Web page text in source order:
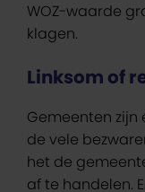
WOZ-waarde
klagen.
Linksom of
Gemeenten
de vele
het de
af te handelen.